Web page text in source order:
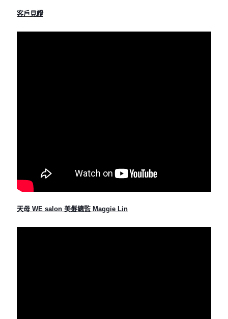
客戶見證
天母 WE salon 美髮總監 Maggie Lin